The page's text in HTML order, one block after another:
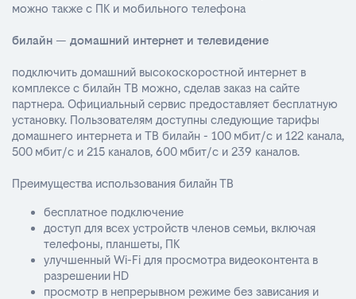
можно также с ПК и мобильного телефона
билайн — домашний интернет и телевидение
подключить домашний высокоскоростной интернет в
комплексе с билайн ТВ можно, сделав заказ на сайте
партнера. Официальный сервис предоставляет бесплатную
установку. Пользователям доступны следующие тарифы
домашнего интернета и ТВ билайн - 100 мбит/с и 122 канала,
500 мбит/с и 215 каналов, 600 мбит/с и 239 каналов.
Преимущества использования билайн ТВ
бесплатное подключение
доступ для всех устройств членов семьи, включая
телефоны, планшеты, ПК
улучшенный Wi-Fi для просмотра видеоконтента в
разрешении HD
просмотр в непрерывном режиме без зависания и